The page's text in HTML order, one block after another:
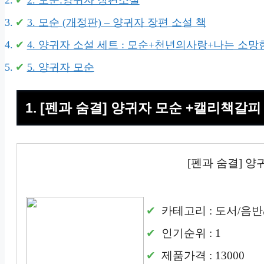
3. 모순 (개정판) – 양귀자 장편 소설 책
4. 양귀자 소설 세트 : 모순+천년의사랑+나는 소
5. 양귀자 모순
1. [펜과 숨결] 양귀자 모순 +캘리책갈피
[펜과 숨결] 양
카테고리 : 도서/음
인기순위 : 1
제품가격 : 13000